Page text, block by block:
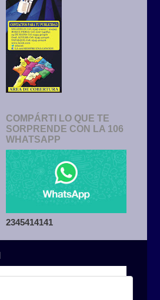
COMPÁRTI LO QUE TE
SORPRENDE CON LA 106
WHATSAPP
2345414141